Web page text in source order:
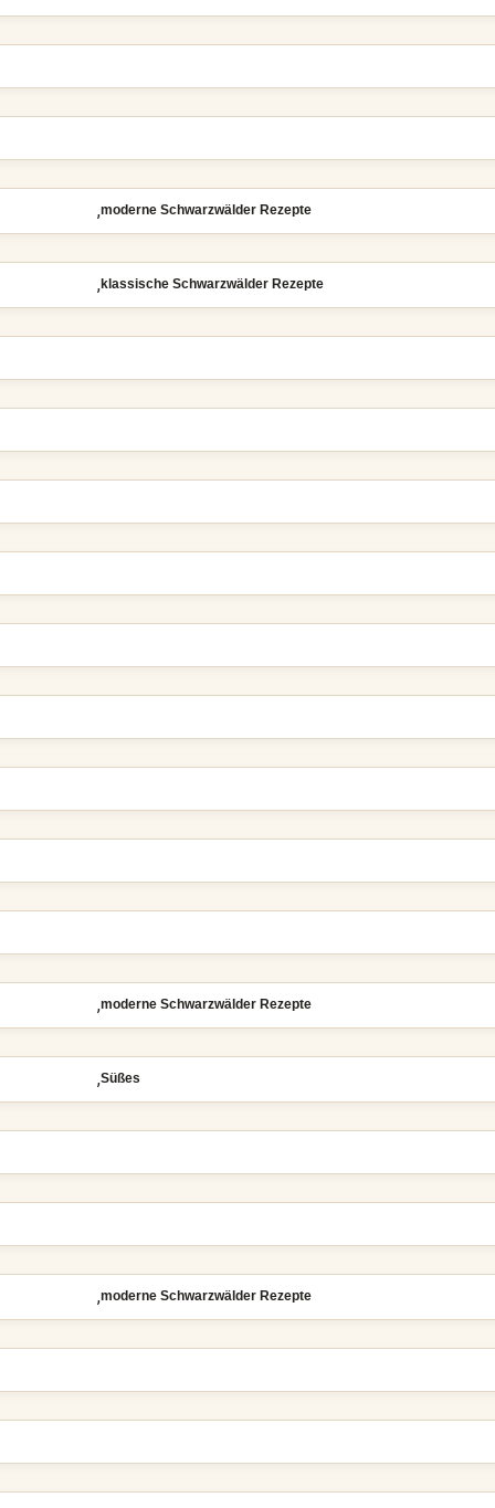
,moderne Schwarzwälder Rezepte
,klassische Schwarzwälder Rezepte
,moderne Schwarzwälder Rezepte
,Süßes
,moderne Schwarzwälder Rezepte